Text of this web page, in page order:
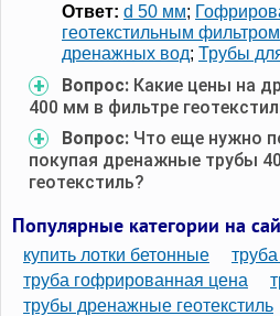
Ответ: d 50 мм;
геотекстильным фильтром
дренажных вод; Трубы
Вопрос: Какие цены на
400 мм в фильтре
Вопрос: Что еще нужно
покупая дренажные трубы
геотекстиль?
Популярные категории на
купить лотки бетонные
труба гофрированная цена
трубы дренажные геотекстиль